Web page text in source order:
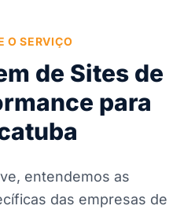
O SERVIÇO
de Sites de
para
entendemos as
das empresas de